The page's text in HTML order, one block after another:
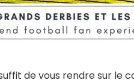
de vous rendre sur le